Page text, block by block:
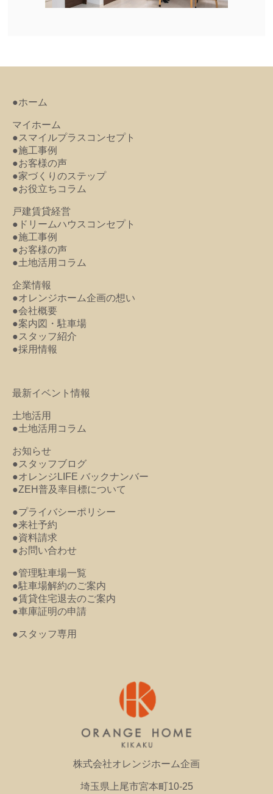
●ホーム
マイホーム
●スマイルプラスコンセプト
●施工事例
●お客様の声
●家づくりのステップ
●お役立ちコラム
戸建賃貸経営
●ドリームハウスコンセプト
●施工事例
●お客様の声
●土地活用コラム
企業情報
●オレンジホーム企画の想い
●会社概要
●案内図・駐車場
●スタッフ紹介
●採用情報
最新イベント情報
土地活用
●土地活用コラム
お知らせ
●スタッフブログ
●オレンジLIFE バックナンバー
●ZEH普及率目標について
●プライバシーポリシー
●来社予約
●資料請求
●お問い合わせ
●管理駐車場一覧
●駐車場解約のご案内
●賃貸住宅退去のご案内
●車庫証明の申請
●スタッフ専用
株式会社オレンジホーム企画
埼玉県上尾市宮本町10-25